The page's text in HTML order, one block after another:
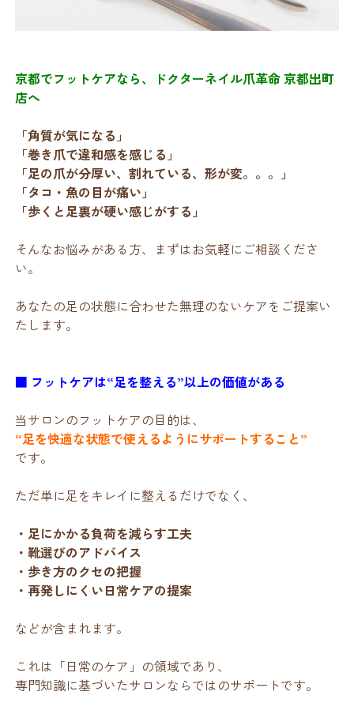
京都でフットケアなら、ドクターネイル爪革命 京都出町
店へ
「角質が気になる」
「巻き爪で違和感を感じる」
「足の爪が分厚い、割れている、形が変。。。」
「タコ・魚の目が痛い」
「歩くと足裏が硬い感じがする」
そんなお悩みがある方、まずはお気軽にご相談くださ
い。
あなたの足の状態に合わせた無理のないケアをご提案い
たします。
■ フットケアは“足を整える”以上の価値がある
当サロンのフットケアの目的は、
“足を快適な状態で使えるようにサポートすること”
です。
ただ単に足をキレイに整えるだけでなく、
・足にかかる負荷を減らす工夫
・靴選びのアドバイス
・歩き方のクセの把握
・再発しにくい日常ケアの提案
などが含まれます。
これは「日常のケア」の領域であり、
専門知識に基づいたサロンならではのサポートです。